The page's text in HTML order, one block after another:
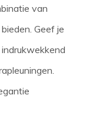
van
Geef je